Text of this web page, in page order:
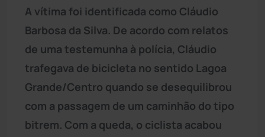
A vítima foi identificada como Cláudio
Barbosa da Silva. De acordo com relatos
de uma testemunha à polícia, Cláudio
trafegava de bicicleta no sentido Lagoa
Grande/Centro quando se desequilibrou
com a passagem de um caminhão do tipo
bitrem. Com a queda, o ciclista acabou